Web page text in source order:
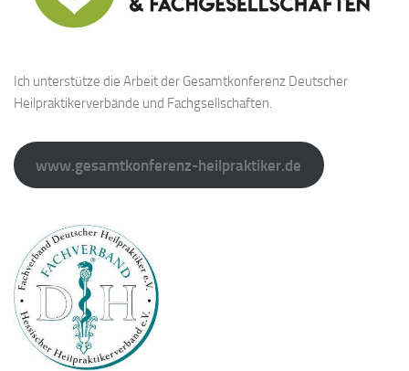
Ich unterstütze die Arbeit der Gesamtkonferenz Deutscher
Heilpraktikerverbände und Fachgsellschaften.
www.gesamtkonferenz-heilpraktiker.de